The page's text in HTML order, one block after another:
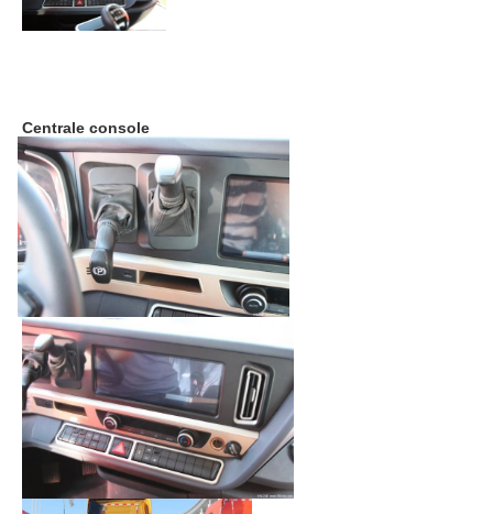
Centrale console